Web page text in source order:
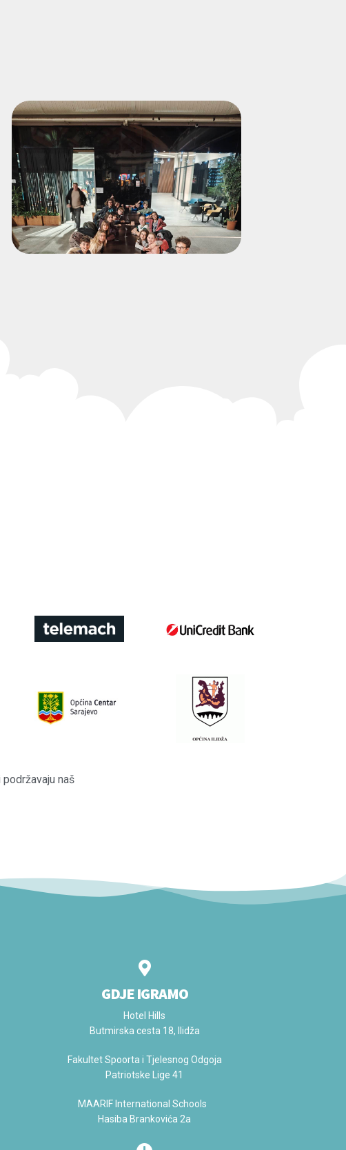
naš
GDJE IGRAMO
Hotel Hills
Butmirska cesta 18, Ilidža
Fakultet Spoorta i Tjelesnog Odgoja
Patriotske Lige 41
MAARIF International Schools
Hasiba Brankovića 2a